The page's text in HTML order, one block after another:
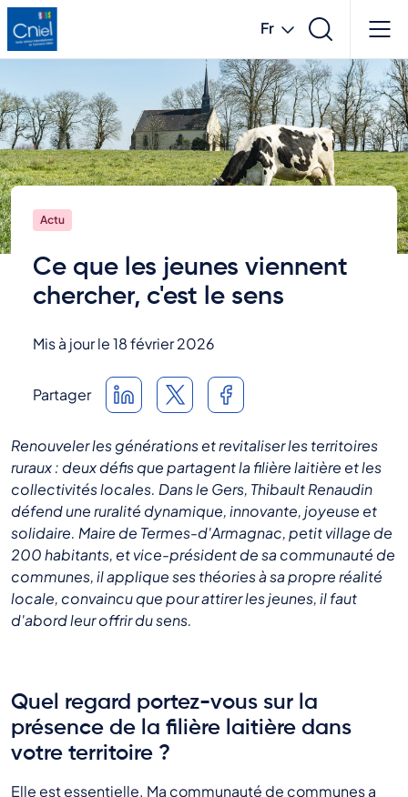
Aller
au
contenu
Fr
French
English
Actu
Ce que les jeunes viennent
chercher, c'est le sens
Mis à jour le 18 février 2026
Partager
Renouveler les générations et revitaliser les territoires
ruraux : deux défis que partagent la filière laitière et les
collectivités locales. Dans le Gers, Thibault Renaudin
défend une ruralité dynamique, innovante, joyeuse et
solidaire. Maire de Termes-d'Armagnac, petit village de
200 habitants, et vice-président de sa communauté de
communes, il applique ses théories à sa propre réalité
locale, convaincu que pour attirer les jeunes, il faut
d'abord leur offrir du sens.
Quel regard portez-vous sur la
présence de la filière laitière dans
votre territoire ?
Elle est essentielle. Ma communauté de communes a